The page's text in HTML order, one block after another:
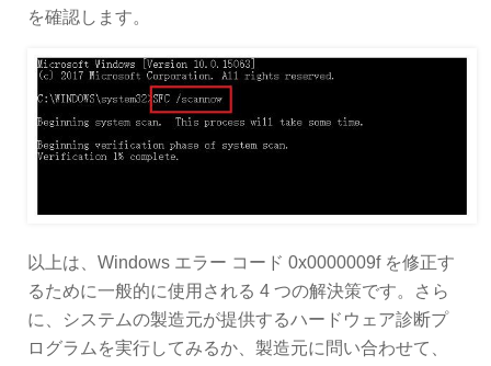
を確認します。
以上は、Windows エラー コード 0x0000009f を修正す
るために一般的に使用される 4 つの解決策です。さら
に、システムの製造元が提供するハードウェア診断プ
ログラムを実行してみるか、製造元に問い合わせて、